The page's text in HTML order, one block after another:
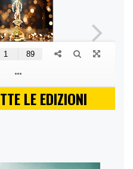
LE EDIZIONI